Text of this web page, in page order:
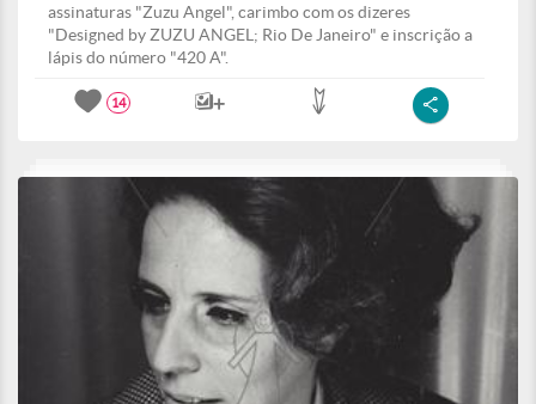
assinaturas "Zuzu Angel", carimbo com os dizeres
"Designed by ZUZU ANGEL; Rio De Janeiro" e inscrição a
lápis do número "420 A".
14